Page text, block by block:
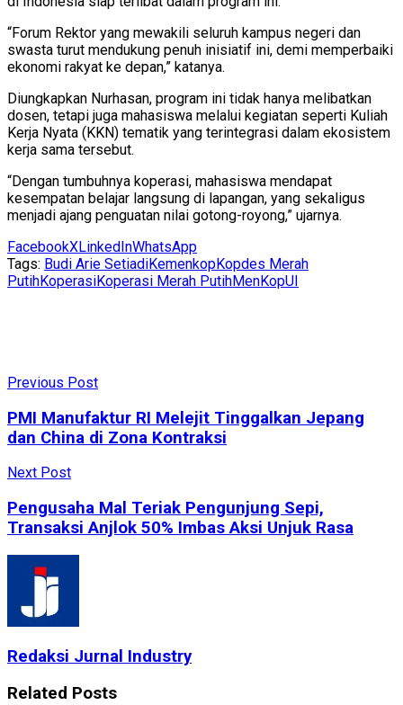
“Forum Rektor yang mewakili seluruh kampus negeri dan
swasta turut mendukung penuh inisiatif ini, demi memperbaiki
ekonomi rakyat ke depan,” katanya.
Diungkapkan Nurhasan, program ini tidak hanya melibatkan
dosen, tetapi juga mahasiswa melalui kegiatan seperti Kuliah
Kerja Nyata (KKN) tematik yang terintegrasi dalam ekosistem
kerja sama tersebut.
“Dengan tumbuhnya koperasi, mahasiswa mendapat
kesempatan belajar langsung di lapangan, yang sekaligus
menjadi ajang penguatan nilai gotong-royong,” ujarnya.
FacebookXLinkedInWhatsApp
Tags: Budi Arie SetiadiKemenkopKopdes Merah
PutihKoperasiKoperasi Merah PutihMenKopUI
Previous Post
PMI Manufaktur RI Melejit Tinggalkan Jepang
dan China di Zona Kontraksi
Next Post
Pengusaha Mal Teriak Pengunjung Sepi,
Transaksi Anjlok 50% Imbas Aksi Unjuk Rasa
Redaksi Jurnal Industry
Related Posts